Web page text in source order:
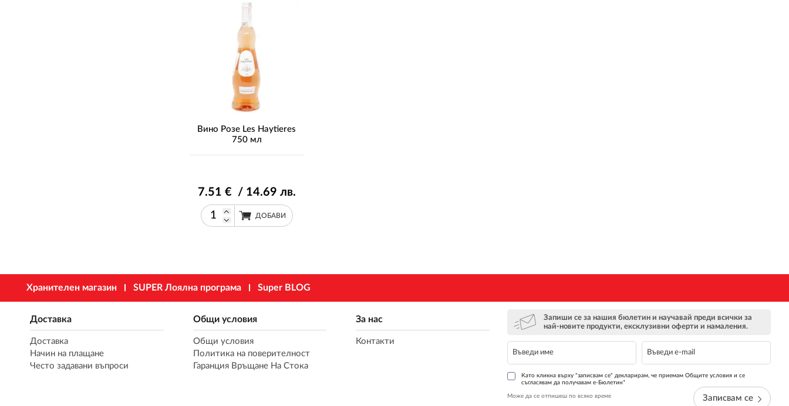
Вино Розе Les Haytieres
750 мл
7.51 € / 14.69 лв.
ДОБАВИ
Хранителен магазин SUPER Лоялна програма Super BLOG
Доставка
Доставка
Начин на плащане
Често задавани въпроси
Общи условия
Общи условия
Политика на поверителност
Гаранция Връщане На Стока
За нас
Контакти
Запиши се за нашия бюлетин и научавай преди всички за
най-новите продукти, ексклузивни оферти и намаления.
Като кликна върху "записвам се" декларирам, че приемам Общите условия и се
съгласявам да получавам е-Бюлетин*
Може да се отпишеш по всяко време Записвам се